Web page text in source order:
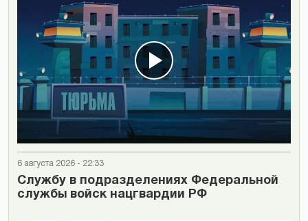
6 августа 2026 - 22:33
Cлужбу в подразделениях Федеральной
службы войск нацгвардии РФ